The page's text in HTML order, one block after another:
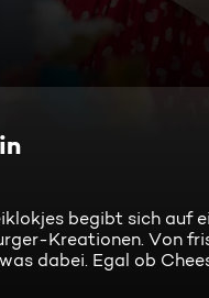
begibt sich auf
Kreationen. Von
dabei. Egal ob